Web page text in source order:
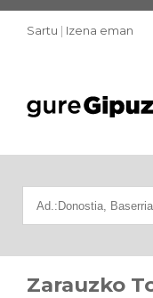
Sartu | Izena eman
Zarauzko